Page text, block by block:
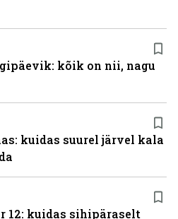
kõik on nii, nagu
kuidas suurel järvel kala
12: kuidas sihipäraselt